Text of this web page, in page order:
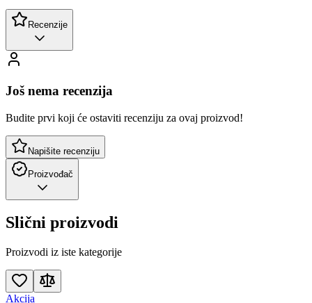
Recenzije
Još nema recenzija
Budite prvi koji će ostaviti recenziju za ovaj proizvod!
Napišite recenziju
Proizvođač
Slični proizvodi
Proizvodi iz iste kategorije
Akcija